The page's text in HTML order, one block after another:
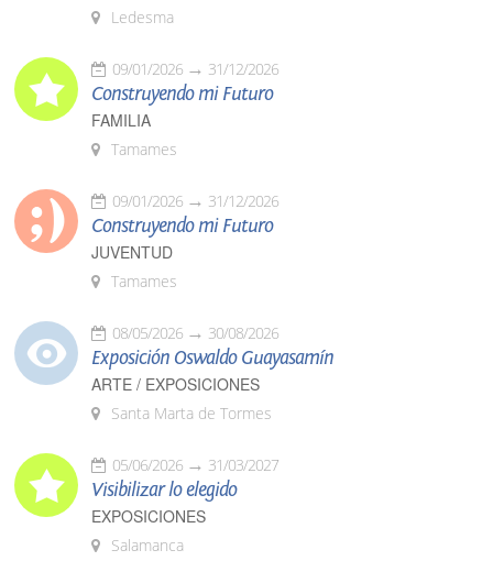
Ledesma
09/01/2026 31/12/2026
Construyendo mi Futuro
FAMILIA
Tamames
09/01/2026 31/12/2026
Construyendo mi Futuro
JUVENTUD
Tamames
08/05/2026 30/08/2026
Exposición Oswaldo Guayasamín
ARTE / EXPOSICIONES
Santa Marta de Tormes
05/06/2026 31/03/2027
Visibilizar lo elegido
EXPOSICIONES
Salamanca